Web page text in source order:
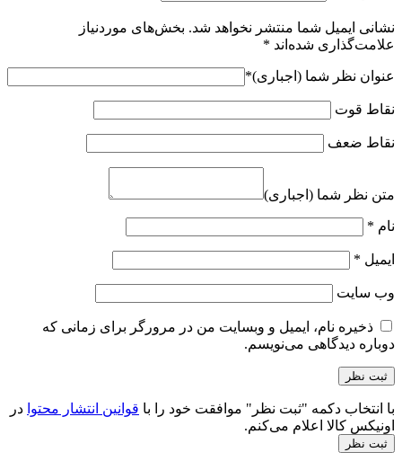
نشانی ایمیل شما منتشر نخواهد شد. بخش‌های موردنیاز
علامت‌گذاری شده‌اند *
عنوان نظر شما (اجباری)*
نقاط قوت
نقاط ضعف
متن نظر شما (اجباری)
نام *
ایمیل *
وب‌ سایت
ذخیره نام، ایمیل و وبسایت من در مرورگر برای زمانی که
دوباره دیدگاهی می‌نویسم.
با انتخاب دکمه "ثبت نظر" موافقت خود را با قوانین انتشار محتوا در
اونیکس کالا اعلام می‌کنم.
ثبت نظر